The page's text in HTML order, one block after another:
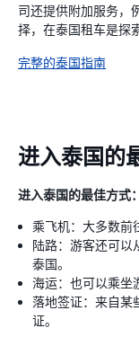
司还提供附加服务，
择，在泰国租车​​是探
完整的泰国指南
进入泰国的
进入泰国的最佳方式：
乘飞机：大多数前
陆路：游客还可以
泰国。
海运：也可以乘坐
落地签证：来自某
证。